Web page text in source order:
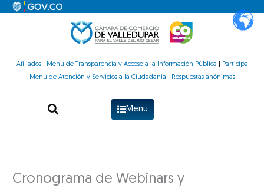
Afiliados| Menú de Transparencia y Acceso a la Información Pública
Participa
Menú de Atención y Servicios a la Ciudadanía
Respuestas anónimas
Menú
Cronograma de Webinars y